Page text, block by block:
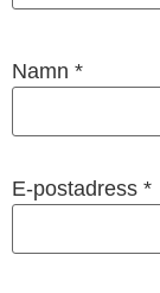
Namn *
E-postadress *